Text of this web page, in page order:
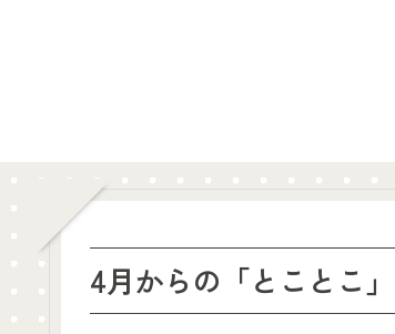
4月からの「とことこ